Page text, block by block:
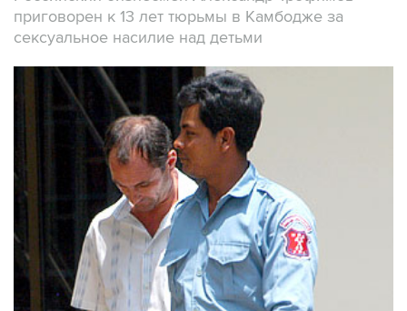
приговорен к 13 лет тюрьмы в Камбодже за
сексуальное насилие над детьми